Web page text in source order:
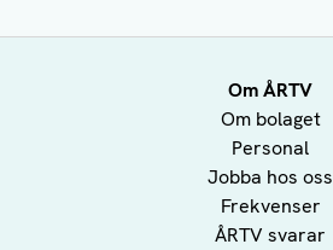
Om ÅRTV
Om bolaget
Personal
Jobba hos oss
Frekvenser
ÅRTV svarar